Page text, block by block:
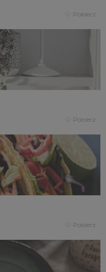
Pobierz
Pobierz
Pobierz